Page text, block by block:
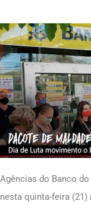
Agências do Banco
nesta quinta-feira